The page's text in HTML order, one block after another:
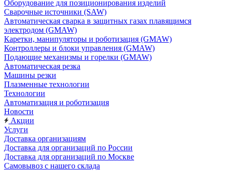
Оборудование для позиционирования изделий
Сварочные источники (SAW)
Автоматическая сварка в защитных газах плавящимся
электродом (GMAW)
Каретки, манипуляторы и роботизация (GMAW)
Контроллеры и блоки управления (GMAW)
Подающие механизмы и горелки (GMAW)
Автоматическая резка
Машины резки
Плазменные технологии
Технологии
Автоматизация и роботизация
Новости
Акции
Услуги
Доставка организациям
Доставка для организаций по России
Доставка для организаций по Москве
Самовывоз с нашего склада